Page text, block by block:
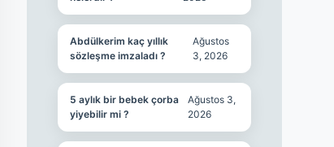
Abdülkerim kaç yıllık
sözleşme imzaladı ?
Ağustos
3, 2026
5 aylık bir bebek çorba
yiyebilir mi ?
Ağustos 3,
2026